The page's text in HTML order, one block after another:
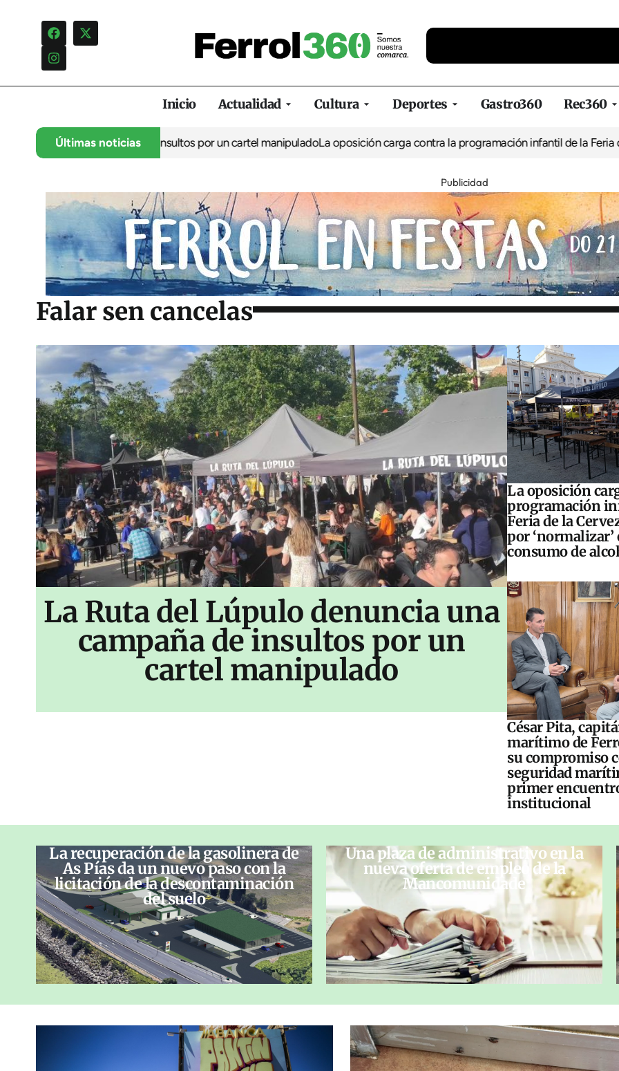
Inicio Actualidad Cultura Deportes Gastro360 Rec360
Últimas noticias
una campaña de insultos por un cartel manipuladoLa oposición carga contra la programación infantil de la Feria de la
Publicidad
Falar sen cancelas
La Ruta del Lúpulo denuncia una
campaña de insultos por un
cartel manipulado
La oposición
programación
Feria de la
por ‘normalizar’
consumo de
César Pita,
marítimo de
su compromiso
seguridad
primer
institucional
La recuperación de la gasolinera de
As Pías da un nuevo paso con la
licitación de la descontaminación
del suelo
Una plaza de administrativo en la
nueva oferta de empleo de la
Mancomunidade